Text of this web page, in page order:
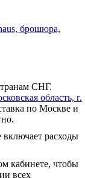
брошюра,
СНГ.
область, г.
по Москве и
включает расходы
кабинете, чтобы
всех